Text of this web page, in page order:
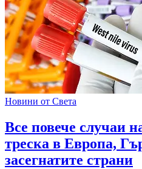
Новини от Света
Все повече случаи
треска в Европа,
засегнатите страни